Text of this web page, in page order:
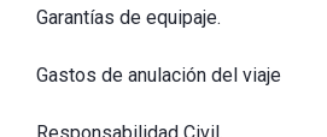
Garantías de equipaje.
Gastos de anulación del viaje